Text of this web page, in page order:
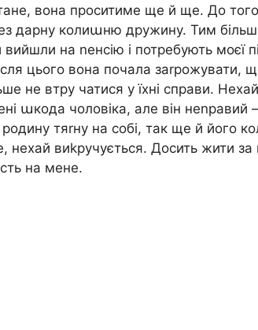
вона проситиме ще й ще. До
дарну колиաню дружину. Тим
вийшли на nенсію і потребують моєї
цього вона почала заrрожувати,
не втру чатися у їхні справи.
աкода чоловіка, але він
тяrну на собі, так ще й його
нехай виkручується. Досить жити за
на мене.